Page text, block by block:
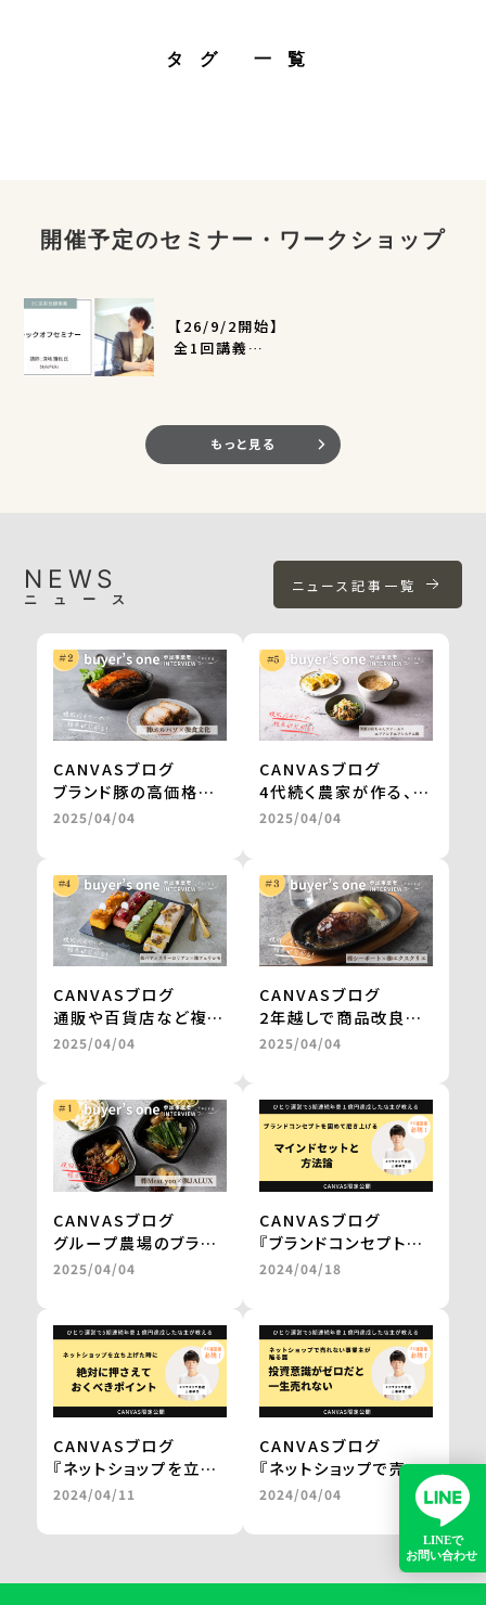
タグ 一覧
開催予定のセミナー・ワークショップ
【26/9/2開始】
全1回講義
もっと見る
NEWS
ニュース
ニュース記事一覧
CANVASブログ
ブランド豚の高価格帯
ギフトが、お取り寄せグ
の開発も進行中
＜from buyer’s
one＞
2025/04/04
CANVASブログ
4代続く農家が作る、無
農薬栽培・天日干しの
～600食を継続販売
＜from buyer’s
one＞
2025/04/04
CANVASブログ
通販や百貨店など複数
社との商品開発が一気
拡大を実現 ＜from
buyer’s one＞
2025/04/04
CANVASブログ
2年越しで商品改良に
取り組み、百貨店のギ
実現 ＜from
buyer’s one＞
2025/04/04
CANVASブログ
グループ農場のブラン
ド和牛を、レンジアップ
百貨店やJALの通販で
の販売を実現
＜from buyer’s
one＞
2025/04/04
CANVASブログ
『ブランドコンセプトを
固めて磨き上げる
by 三浦卓也氏
2024/04/18
CANVASブログ
『ネットショップを立ち
上げた時に
きポイント。』
2024/04/11
CANVASブログ
『ネットショップで売れ
ない事業主が陥る罠。
投資意識がゼロだと一
生売れない。』
2024/04/04